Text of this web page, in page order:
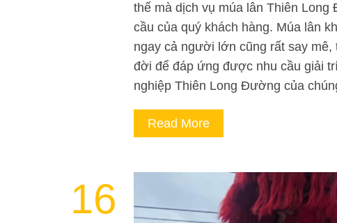
thế mà dịch vụ múa lân Thiên
cầu của quý khách hàng. Múa lân
ngay cả người lớn cũng rất say
đời để đáp ứng được nhu cầu giải
nghiệp Thiên Long Đường của
Read More
16